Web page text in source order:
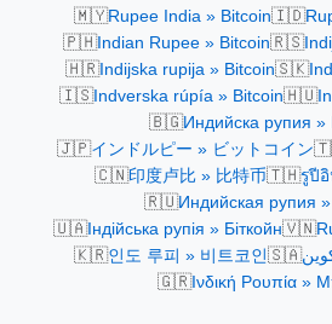
🇲🇾Rupee India » Bitcoin🇮🇩
🇵🇭Indian Rupee » Bitcoin🇷🇸
🇭🇷Indijska rupija » Bitcoin🇸🇰
🇮🇸Indverska rúpía » Bitcoin🇭🇺
🇧🇬Индийска рупия »
🇯🇵インドルピー » ビットコイン
🇨🇳印度卢比 » 比特币🇹🇭รูปี
🇷🇺Индийская рупия
🇺🇦Індійська рупія » Біткойн🇻🇳
🇰🇷인도 루피 » 비트코인 🇸🇦
🇬🇷Ινδική Ρουπία »